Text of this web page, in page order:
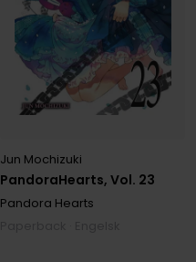
PandoraHearts, Vol. 23
Jun Mochizuki
Pandora Hearts